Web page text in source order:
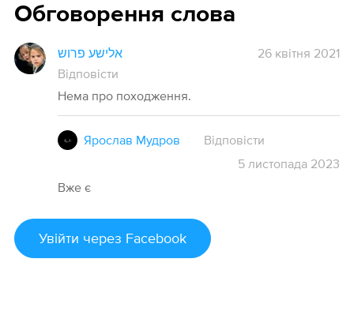
Обговорення слова
אלישע פרוש
26 квітня 2021
Відповісти
Нема про походження.
Ярослав Мудров
Відповісти
5 листопада 2023
Вже є
Увійти через Facebook